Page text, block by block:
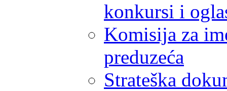
konkursi i
Komisija za
preduzeća
Strateška